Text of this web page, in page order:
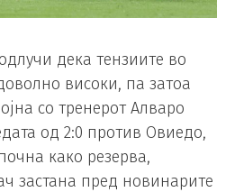
дека тензиите во
високи, па затоа
со тренерот Алваро
од 2:0 против Овиедо,
како резерва,
застана пред новинарите